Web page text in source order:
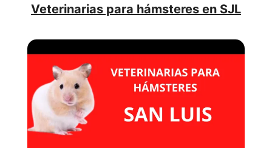
Veterinarias para hámsteres en SJL